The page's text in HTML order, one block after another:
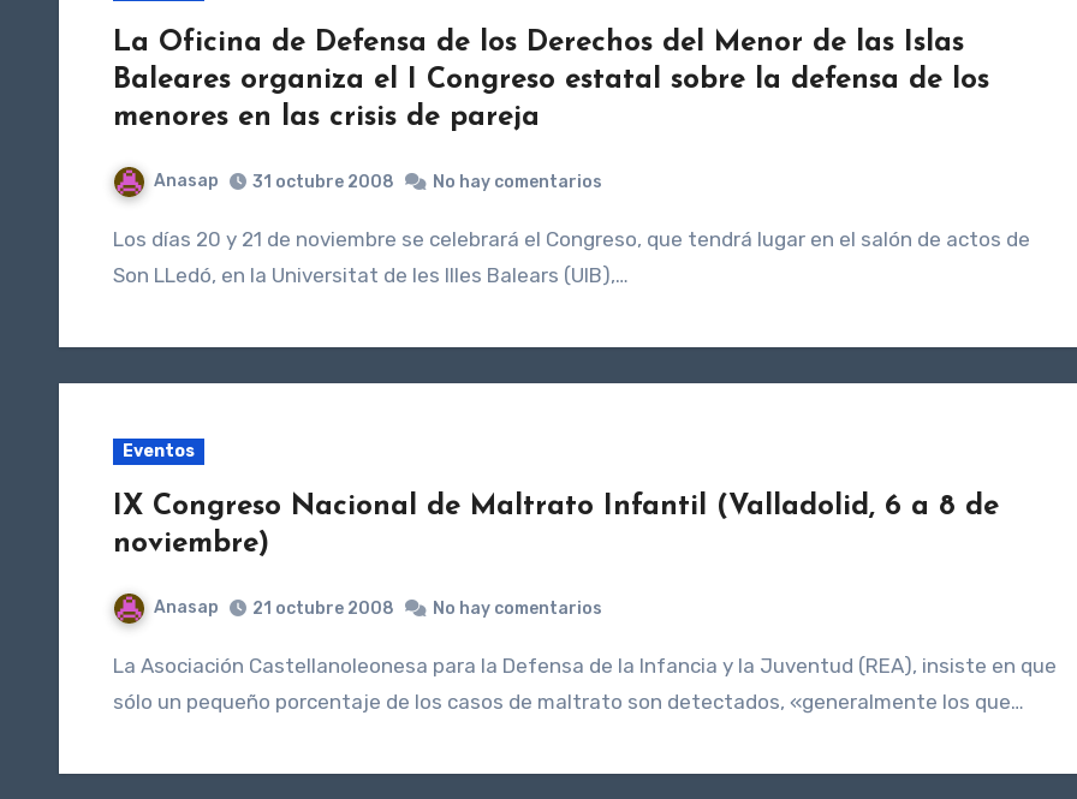
La Oficina de Defensa de los Derechos del Menor de las Islas
Baleares organiza el I Congreso estatal sobre la defensa de los
menores en las crisis de pareja
Anasap 31 octubre 2008 No hay comentarios
Los días 20 y 21 de noviembre se celebrará el Congreso, que tendrá lugar en el salón de actos de
Son LLedó, en la Universitat de les Illes Balears (UIB),…
Eventos
IX Congreso Nacional de Maltrato Infantil (Valladolid, 6 a 8 de
noviembre)
Anasap 21 octubre 2008 No hay comentarios
La Asociación Castellanoleonesa para la Defensa de la Infancia y la Juventud (REA), insiste en que
sólo un pequeño porcentaje de los casos de maltrato son detectados, «generalmente los que…